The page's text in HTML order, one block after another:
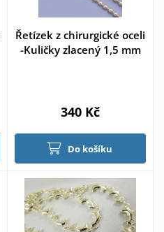
Řetízek z chirurgické oceli
-Kuličky zlacený 1,5 mm
340 Kč
Do košíku